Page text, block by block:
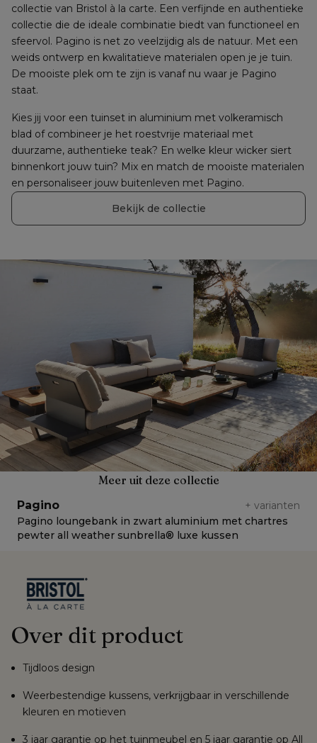
collectie van Bristol à la carte. Een verfijnde en authentieke
collectie die de ideale combinatie biedt van functioneel en
sfeervol. Pagino is net zo veelzijdig als de natuur. Met een
weids ontwerp en kwalitatieve materialen open je je tuin.
De mooiste plek om te zijn is vanaf nu waar je Pagino
staat.
Kies jij voor een tuinset in aluminium met volkeramisch
blad of combineer je het roestvrije materiaal met
duurzame, authentieke teak? En welke kleur wicker siert
binnenkort jouw tuin? Mix en match de mooiste materialen
en personaliseer jouw buitenleven met Pagino.
Bekijk de collectie
Meer uit deze collectie
Pagino + varianten
Pagino loungebank in zwart aluminium met chartres
pewter all weather sunbrella® luxe kussen
Over dit product
Tijdloos design
Weerbestendige kussens, verkrijgbaar in verschillende
kleuren en motieven
3 jaar garantie op het tuinmeubel en 5 jaar garantie op All